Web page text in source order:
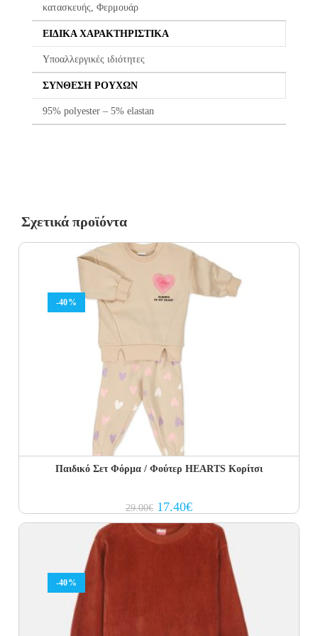
κατασκευής, Φερμουάρ
ΕΙΔΙΚΆ ΧΑΡΑΚΤΗΡΙΣΤΙΚΆ
Υποαλλεργικές ιδιότητες
ΣΎΝΘΕΣΗ ΡΟΎΧΩΝ
95% polyester – 5% elastan
Σχετικά προϊόντα
-40%
Παιδικό Σετ Φόρμα / Φούτερ HEARTS Κορίτσι
29.00€ Original
price
was:
29.00€.
17.40€Current
price
is:
-40%